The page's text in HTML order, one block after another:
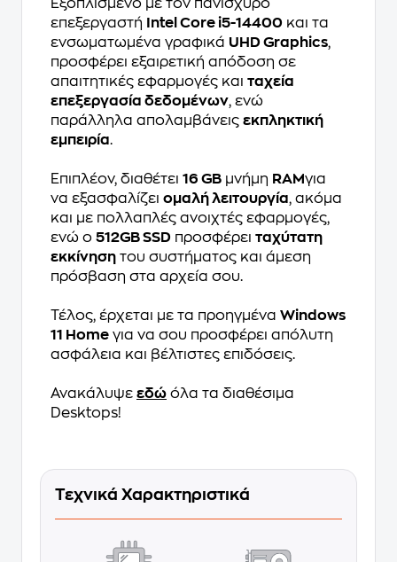
Εξοπλισμένο με τον πανίσχυρο
επεξεργαστή
Intel Core i5-14400 και τα
ενσωματωμένα γραφικά UHD Graphics,
προσφέρει εξαιρετική απόδοση σε
απαιτητικές εφαρμογές και ταχεία
επεξεργασία δεδομένων, ενώ
παράλληλα απολαμβάνεις εκπληκτική
εμπειρία.
Επιπλέον, διαθέτει 16 GB μνήμη RAMγια
να εξασφαλίζει ομαλή λειτουργία, ακόμα
και με πολλαπλές ανοιχτές εφαρμογές,
ενώ ο 512GB SSD προσφέρει ταχύτατη
εκκίνηση του συστήματος και άμεση
πρόσβαση στα αρχεία σου.
Τέλος, έρχεται με τα προηγμένα Windows
11 Home για να σου προσφέρει απόλυτη
ασφάλεια και βέλτιστες επιδόσεις.
Ανακάλυψε εδώ όλα τα διαθέσιμα
Desktops!
Τεχνικά Χαρακτηριστικά